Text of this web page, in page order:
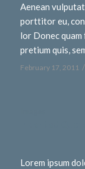
Aenean
porttitor eu,
lor Donec
pretium quis,
February 17, 2011 /
Lorem ipsum